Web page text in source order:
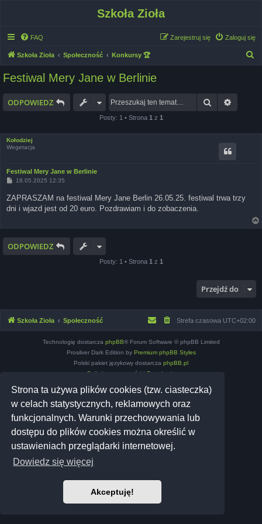
Strona ta używa plików cookies (tzw. ciasteczka)
w celach statystycznych, reklamowych oraz
funkcjonalnych. Warunki przechowywania lub
dostępu do plików cookies można określić w
ustawieniach przeglądarki internetowej.
Dowiedz się więcej
Akceptuję!
Szkoła Zioła
FAQ Zaloguj się
Zarejestruj się
Szkoła Zioła Społeczność Konkursy 🏆
Festiwal Mery Jane w Berlinie
ODPOWIEDZ Szukaj
Posty: 1 • Strona 1 z 1
Kołodziej
Wegetacja
Festiwal Mery Jane w Berlinie
P
s
t
18.05.2025 12:35
ZAPRASZAM na festiwal Mery Jane Berlin 26.05.25. festiwal trwa trzy
dni i wjazd jest od 20 euro. Pozdrawiam i do zobaczenia.
ODPOWIEDZ
Posty: 1 • Strona 1 z 1
Przejdź do
Szkoła Zioła Społeczność Strefa czasowa UTC+02:00
Technologię dostarcza phpBB® Forum Software © phpBB Limited
Prosilver Dark Edition by Premium phpBB Styles
Polski pakiet językowy dostarcza phpBB.pl
Polityka prywatności| Regulamin